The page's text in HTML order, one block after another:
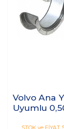
Volvo Ana
Uyumlu